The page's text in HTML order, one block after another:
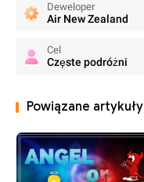
Deweloper
Air New Zealand
Cel
Częste podróżni
Powiązane artykuły